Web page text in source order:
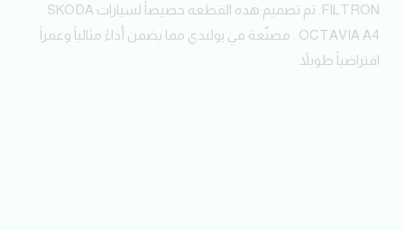
FILTRON. تم تصميم هذه القطعة خصيصاً لسيارات SKODA
OCTAVIA A4 . مصنّعة في بولندي مما يضمن أداءً مثالياً وعمراً
افتراضياً طويلاً.